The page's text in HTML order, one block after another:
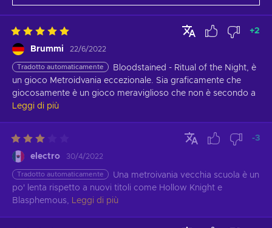
Brummi 22/6/2022
+2
Tradotto automaticamente
Bloodstained - Ritual of the Night, è
un gioco Metroidvania eccezionale. Sia graficamente che
giocosamente è un gioco meraviglioso che non è secondo a
Leggi di più
electro 30/4/2022
-3
Tradotto automaticamente
Una metroivania vecchia scuola è un
po' lenta rispetto a nuovi titoli come Hollow Knight e
Blasphemous,
Leggi di più